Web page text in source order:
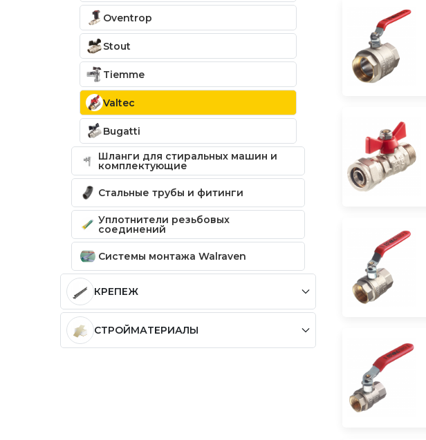
Oventrop
Stout
Tiemme
Valtec
Bugatti
Шланги для стиральных машин и
комплектующие
Стальные трубы и фитинги
Уплотнители резьбовых
соединений
Системы монтажа Walraven
КРЕПЕЖ
СТРОЙМАТЕРИАЛЫ